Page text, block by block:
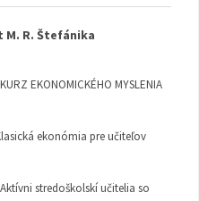
R. Štefánika
EKONOMICKÉHO MYSLENIA
ekonómia pre učiteľov
stredoškolskí učitelia so